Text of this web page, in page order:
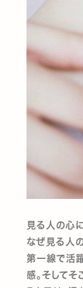
見る人の心
なぜ見る人
第一線で活
感。そしてそ